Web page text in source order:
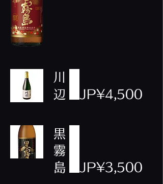
川
辺
JP¥4,500
黒
霧
島
JP¥3,500